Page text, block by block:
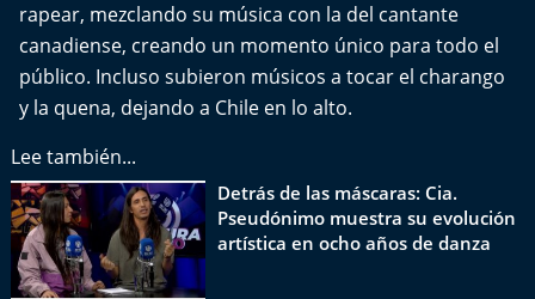
Cultura y Espectáculos
Del Fin del Mundo
Conexión Digital
La Ruta del Pulsar
rapear, mezclando su música con la del cantante
canadiense, creando un momento único para todo el
público. Incluso subieron músicos a tocar el charango
y la quena, dejando a Chile en lo alto.
Lee también...
Detrás de las máscaras: Cia.
Pseudónimo muestra su evolución
artística en ocho años de danza